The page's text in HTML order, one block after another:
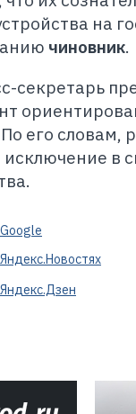
на
чиновник.
секретарь
его словам,
в